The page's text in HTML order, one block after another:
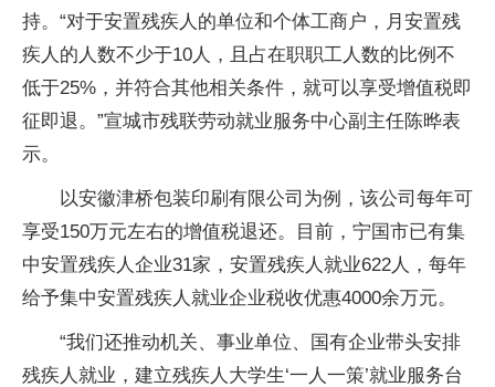
持。“对于安置残疾人的单位和个体工商户，月安置残
疾人的人数不少于10人，且占在职职工人数的比例不
低于25%，并符合其他相关条件，就可以享受增值税即
征即退。”宣城市残联劳动就业服务中心副主任陈晔表
示。
以安徽津桥包装印刷有限公司为例，该公司每年可
享受150万元左右的增值税退还。目前，宁国市已有集
中安置残疾人企业31家，安置残疾人就业622人，每年
给予集中安置残疾人就业企业税收优惠4000余万元。
“我们还推动机关、事业单位、国有企业带头安排
残疾人就业，建立残疾人大学生‘一人一策’就业服务台